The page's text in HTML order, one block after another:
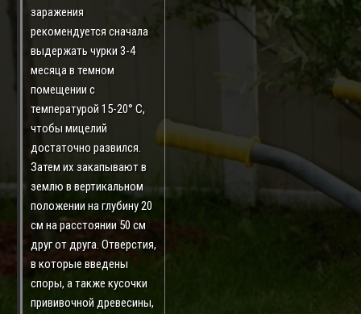
заражения
рекомендуется сначала
выдержать чурки 3-4
месяца в темном
помещении с
температурой 15-20° С,
чтобы мицелий
достаточно развился.
Затем их закапывают в
землю в вертикальном
положении на глубину 20
см на расстоянии 50 см
друг от друга. Отверстия,
в которые введены
споры, а также кусочки
прививочной древесины,